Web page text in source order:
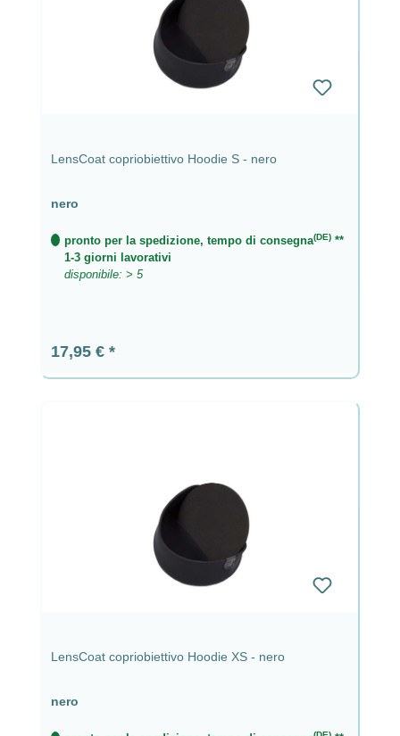
LensCoat copriobiettivo Hoodie S - nero
nero
pronto per la spedizione, tempo di consegna(DE) **
1-3 giorni lavorativi
disponibile: > 5
Prezzo normale:
17,95 €
LensCoat copriobiettivo Hoodie XS - nero
nero